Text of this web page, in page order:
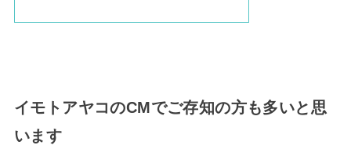
イモトアヤコのCMでご存知の方も多いと思
います